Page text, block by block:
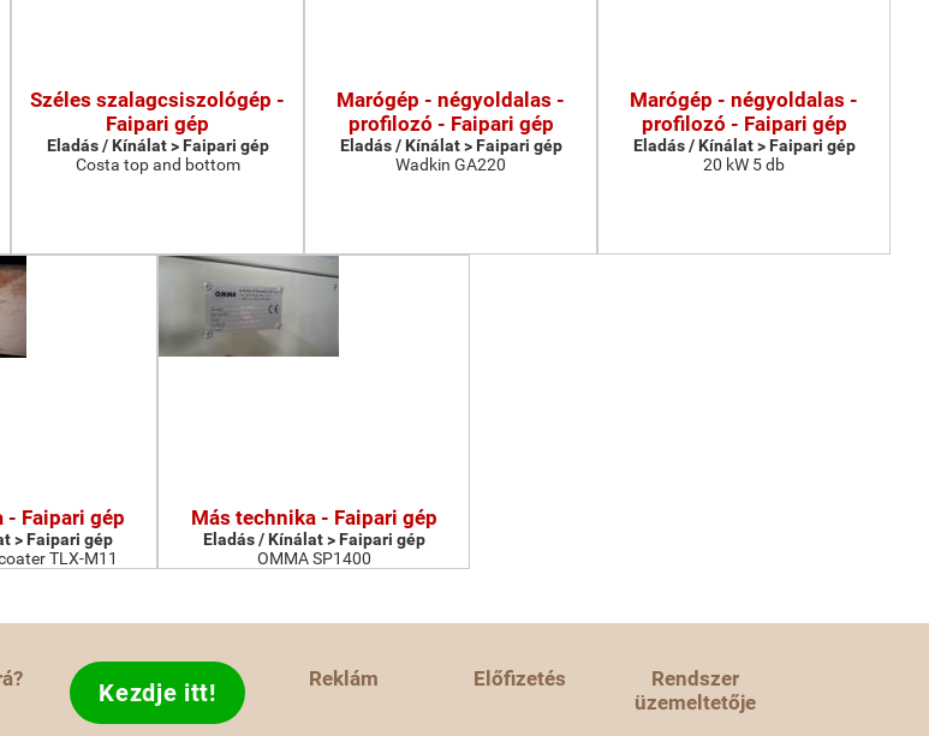
Széles szalagcsiszológép -
Faipari gép
Eladás / Kínálat > Faipari gép
Costa top and bottom
Marógép - négyoldalas -
profilozó - Faipari gép
Eladás / Kínálat > Faipari gép
Wadkin GA220
Marógép - négyoldalas -
profilozó - Faipari gép
Eladás / Kínálat > Faipari gép
20 kW 5 db
- Faipari gép
> Faipari gép
TLX-M11
Más technika - Faipari gép
Eladás / Kínálat > Faipari gép
OMMA SP1400
Kezdje itt! Reklám Előfizetés
Rendszer
üzemeltetője